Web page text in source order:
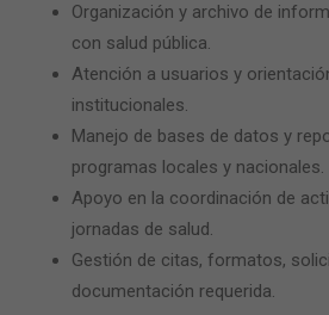
Organización y archivo de
con salud pública.
Atención a usuarios y
institucionales.
Manejo de bases de datos y
programas locales y nacionales.
Apoyo en la coordinación de
jornadas de salud.
Gestión de citas, formatos,
documentación requerida.